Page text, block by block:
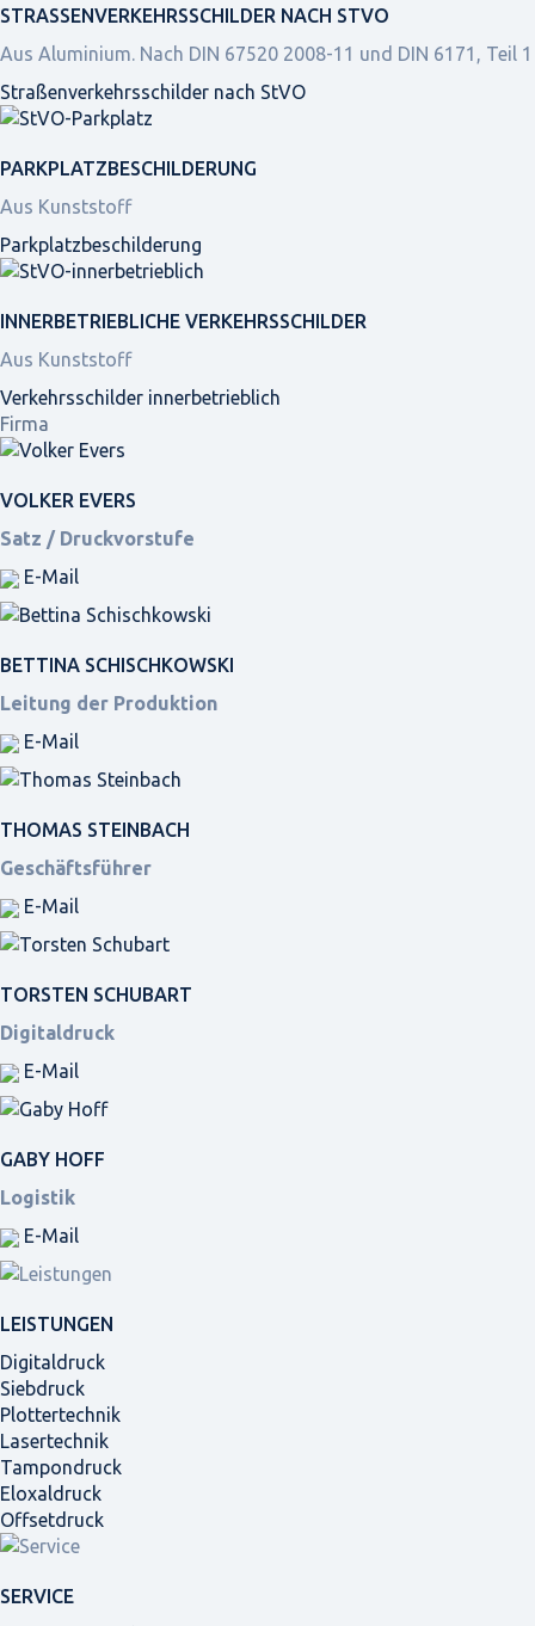
STRASSEN­VERKEHRS­SCHILDER NACH STVO
Aus Aluminium. Nach DIN 67520 2008-11 und DIN 6171, Teil 1
Straßen­verkehrs­schilder nach StVO
PARKPLATZ­BESCHILDERUNG
Aus Kunststoff
Parkplatz­beschilderung
INNER­BETRIEBLICHE VERKEHRS­SCHILDER
Aus Kunststoff
Verkehrsschilder innerbetrieblich
Firma
VOLKER EVERS
Satz / Druckvorstufe
E-Mail
BETTINA SCHISCHKOWSKI
Leitung der Produktion
E-Mail
THOMAS STEINBACH
Geschäftsführer
E-Mail
TORSTEN SCHUBART
Digitaldruck
E-Mail
GABY HOFF
Logistik
E-Mail
LEISTUNGEN
Digitaldruck
Siebdruck
Plottertechnik
Lasertechnik
Tampondruck
Eloxaldruck
Offsetdruck
SERVICE